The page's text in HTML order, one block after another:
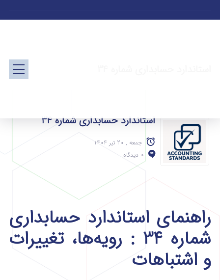
استاندارد حسابداری شماره 34
جمعه , 20 تیر 1404
0 دیدگاه
راهنمای استاندارد حسابداری
شماره 34 : رویه‌ها، تغییرات
و اشتباهات